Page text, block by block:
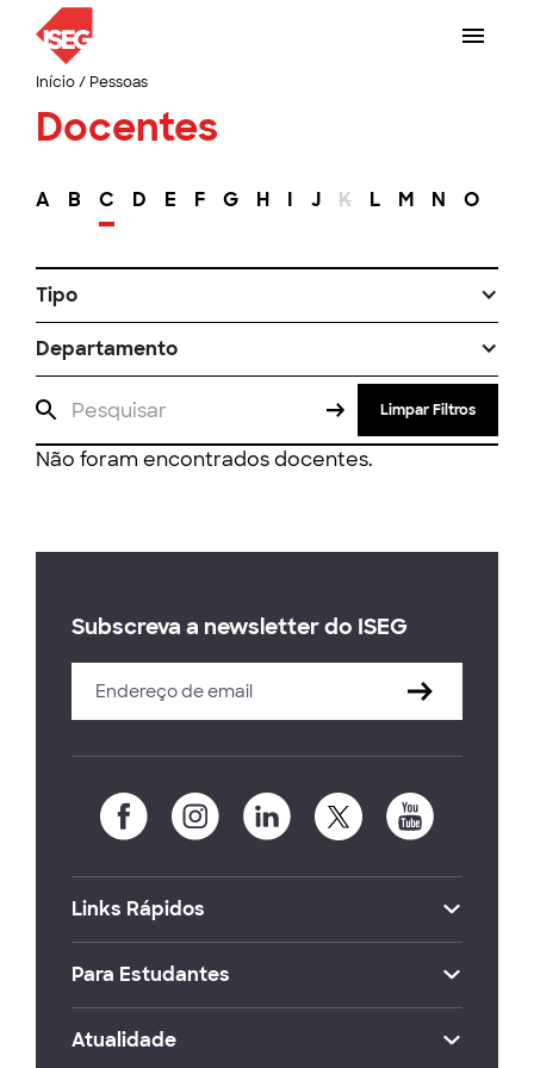
Início/ Pessoas
Docentes
A B C D E F G H I J K L M N O
Tipo
Departamento
Limpar Filtros
Não foram encontrados docentes.
Subscreva a newsletter do ISEG
Links Rápidos
Para Estudantes
Atualidade